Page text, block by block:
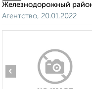
Железнодорожный
Агентство, 20.01.2022
‹